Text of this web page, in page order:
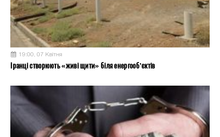
19:00, 07 Квітня
Іранці створюють «живі щити» біля енергооб’єктів